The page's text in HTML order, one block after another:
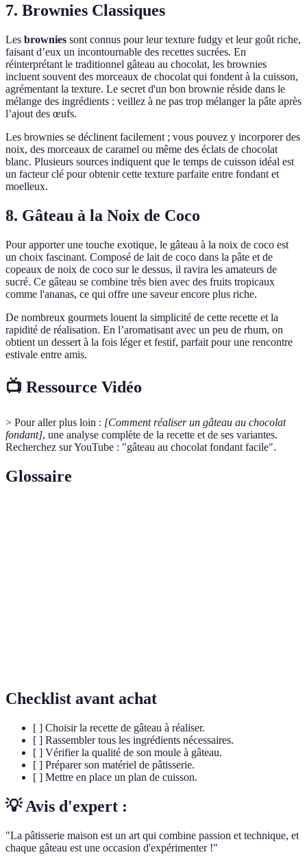
7. Brownies Classiques
Les brownies sont connus pour leur texture fudgy et leur goût riche,
faisant d’eux un incontournable des recettes sucrées. En
réinterprétant le traditionnel gâteau au chocolat, les brownies
incluent souvent des morceaux de chocolat qui fondent à la cuisson,
agrémentant la texture. Le secret d'un bon brownie réside dans le
mélange des ingrédients : veillez à ne pas trop mélanger la pâte après
l’ajout des œufs.
Les brownies se déclinent facilement ; vous pouvez y incorporer des
noix, des morceaux de caramel ou même des éclats de chocolat
blanc. Plusieurs sources indiquent que le temps de cuisson idéal est
un facteur clé pour obtenir cette texture parfaite entre fondant et
moelleux.
8. Gâteau à la Noix de Coco
Pour apporter une touche exotique, le gâteau à la noix de coco est
un choix fascinant. Composé de lait de coco dans la pâte et de
copeaux de noix de coco sur le dessus, il ravira les amateurs de
sucré. Ce gâteau se combine très bien avec des fruits tropicaux
comme l'ananas, ce qui offre une saveur encore plus riche.
De nombreux gourmets louent la simplicité de cette recette et la
rapidité de réalisation. En l’aromatisant avec un peu de rhum, on
obtient un dessert à la fois léger et festif, parfait pour une rencontre
estivale entre amis.
📺 Ressource Vidéo
> Pour aller plus loin : [Comment réaliser un gâteau au chocolat
fondant], une analyse complète de la recette et de ses variantes.
Recherchez sur YouTube : "gâteau au chocolat fondant facile".
Glossaire
Checklist avant achat
[ ] Choisir la recette de gâteau à réaliser.
[ ] Rassembler tous les ingrédients nécessaires.
[ ] Vérifier la qualité de son moule à gâteau.
[ ] Préparer son matériel de pâtisserie.
[ ] Mettre en place un plan de cuisson.
💡 Avis d'expert :
"La pâtisserie maison est un art qui combine passion et technique, et
chaque gâteau est une occasion d'expérimenter !"